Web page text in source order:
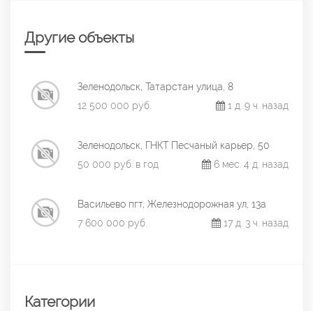
Другие объекты
Зеленодольск, Татарстан улица, 8
12 500 000 руб.
1 д. 9 ч. назад
Зеленодольск, ГНКТ Песчаный карьер, 50
50 000 руб. в год
6 мес. 4 д. назад
Васильево пгт, Железнодорожная ул, 13а
7 600 000 руб.
17 д. 3 ч. назад
Категории